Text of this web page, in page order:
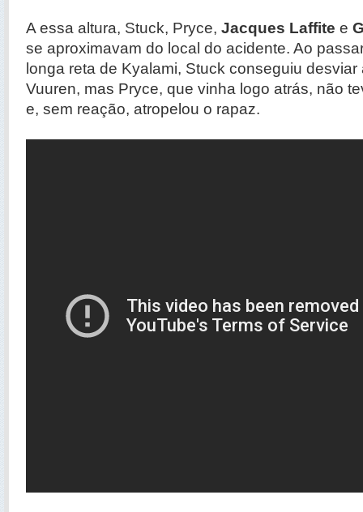
A essa altura, Stuck, Pryce, Jacques Laffite e
se aproximavam do local do acidente. Ao
longa reta de Kyalami, Stuck conseguiu desviar
Vuuren, mas Pryce, que vinha logo atrás, não
e, sem reação, atropelou o rapaz.